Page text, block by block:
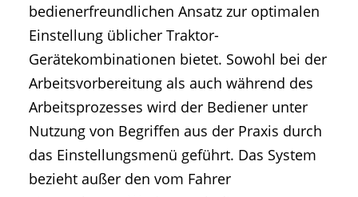
bedienerfreundlichen Ansatz zur optimalen
Einstellung üblicher Traktor-
Gerätekombinationen bietet. Sowohl bei der
Arbeitsvorbereitung als auch während des
Arbeitsprozesses wird der Bediener unter
Nutzung von Begriffen aus der Praxis durch
das Einstellungsmenü geführt. Das System
bezieht außer den vom Fahrer